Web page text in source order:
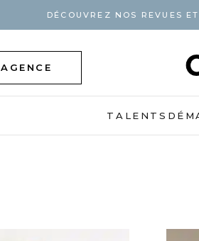
DÉCOUVREZ NOS REVUES
AGENCE
TALENTS